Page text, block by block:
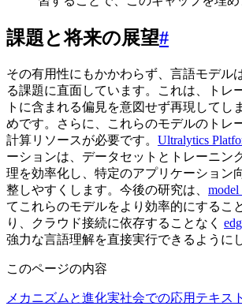
課題と将来の展望#
その有用性にもかかわらず、言語モデル
る課題に直面しています。これは、トレ
トに含まれる偏見を意図せず再現してし
めです。さらに、これらのモデルのトレ
計算リソースが必要です。 Ultralytics
ーションは、データセットとトレーニン
理を効率化し、特定のアプリケーション
整しやすくします。今後の研究は、 model
てこれらのモデルをより効率的にするこ
り、クラウド接続に依存することなく
強力な言語理解を直接実行できるように
このページの内容
メカニズムと進化実社会での応用 テキス